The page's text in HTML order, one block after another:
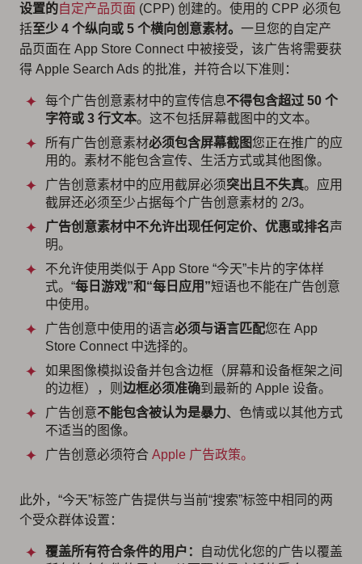
设置的自定产品页面 (CPP) 创建的。使用的 CPP 必须包
括至少 4 个纵向或 5 个横向创意素材。 一旦您的自定产
品页面在 App Store Connect 中被接受，该广告将需要获
得 Apple Search Ads 的批准，并符合以下准则：
每个广告创意素材中的宣传信息不得包含超过 50 个
字符或 3 行文本。这不包括屏幕截图中的文本。
所有广告创意素材必须包含屏幕截图您正在推广的应
用的。素材不能包含宣传、生活方式或其他图像。
广告创意素材中的应用截屏必须突出且不失真。应用
截屏还必须至少占据每个广告创意素材的 2/3。
广告创意素材中不允许出现任何定价、优惠或排名声
明。
不允许使用类似于 App Store “今天”卡片的字体样
式。“每日游戏”和“每日应用”短语也不能在广告创意
中使用。
广告创意中使用的语言必须与语言匹配您在 App
Store Connect 中选择的。
如果图像模拟设备并包含边框（屏幕和设备框架之间
的边框），则 边框必须准确到最新的 Apple 设备。
广告创意不能包含被认为是暴力、色情或以其他方式
不适当的图像。
广告创意必须符合 Apple 广告政策。
此外，“今天”标签广告提供与当前“搜索”标签中相同的两
个受众群体设置：
覆盖所有符合条件的用户：
自动优化您的广告以覆盖